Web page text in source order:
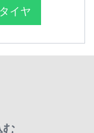
イヤ
む